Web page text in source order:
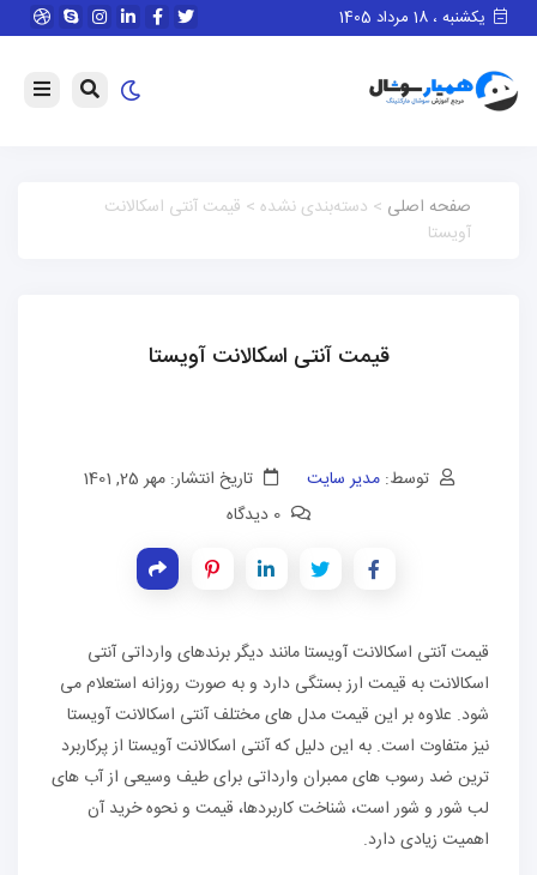
یکشنبه ، 18 مرداد 1405
صفحه اصلی > دسته‌بندی نشده > قیمت آنتی اسکالانت
آویستا
قیمت آنتی اسکالانت آویستا
توسط: مدیر سایت
تاریخ انتشار: مهر 25, 1401
قیمت آنتی اسکالانت آویستا مانند دیگر برندهای وارداتی آنتی
اسکالانت به قیمت ارز بستگی دارد و به صورت روزانه استعلام می
شود. علاوه بر این قیمت مدل های مختلف آنتی اسکالانت آویستا
نیز متفاوت است. به این دلیل که آنتی اسکالانت آویستا از پرکاربرد
ترین ضد رسوب های ممبران وارداتی برای طیف وسیعی از آب های
لب شور و شور است، شناخت کاربردها، قیمت و نحوه خرید آن
اهمیت زیادی دارد.